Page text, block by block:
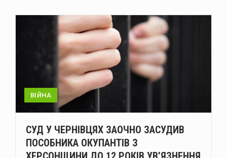
ВІЙНА
СУД У ЧЕРНІВЦЯХ ЗАОЧНО ЗАСУДИВ
ПОСОБНИКА ОКУПАНТІВ З